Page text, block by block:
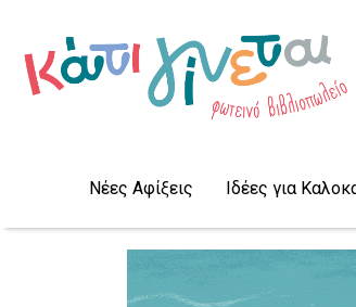
Νέες Αφίξεις Ιδέες για